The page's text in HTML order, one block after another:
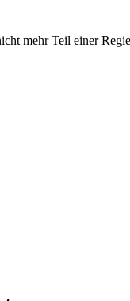
mehr Teil einer